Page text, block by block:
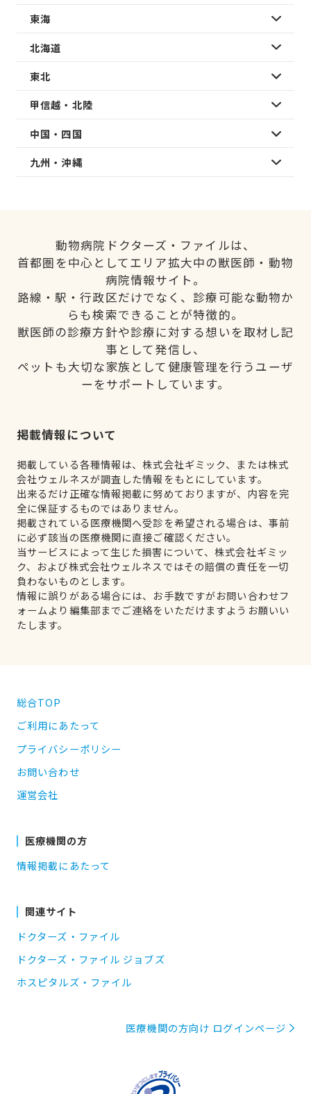
東海
北海道
東北
甲信越・北陸
中国・四国
九州・沖縄
動物病院ドクターズ・ファイルは、
首都圏を中心としてエリア拡大中の獣医師・動物
病院情報サイト。
路線・駅・行政区だけでなく、診療可能な動物か
らも検索できることが特徴的。
獣医師の診療方針や診療に対する想いを取材し記
事として発信し、
ペットも大切な家族として健康管理を行うユーザ
ーをサポートしています。
掲載情報について
掲載している各種情報は、株式会社ギミック、または株式
会社ウェルネスが調査した情報をもとにしています。
出来るだけ正確な情報掲載に努めておりますが、内容を完
全に保証するものではありません。
掲載されている医療機関へ受診を希望される場合は、事前
に必ず該当の医療機関に直接ご確認ください。
当サービスによって生じた損害について、株式会社ギミッ
ク、および株式会社ウェルネスではその賠償の責任を一切
負わないものとします。
情報に誤りがある場合には、お手数ですがお問い合わせフ
ォームより編集部までご連絡をいただけますようお願いい
たします。
総合TOP
ご利用にあたって
プライバシーポリシー
お問い合わせ
運営会社
医療機関の方
情報掲載にあたって
関連サイト
ドクターズ・ファイル
ドクターズ・ファイル ジョブズ
ホスピタルズ・ファイル
医療機関の方向け ログインページ